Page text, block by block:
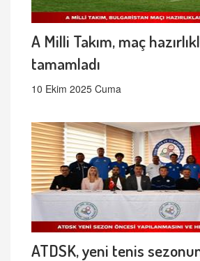
A Milli Takım, maç
tamamladı
10 Ekim 2025 Cuma
ATDSK, yeni tenis